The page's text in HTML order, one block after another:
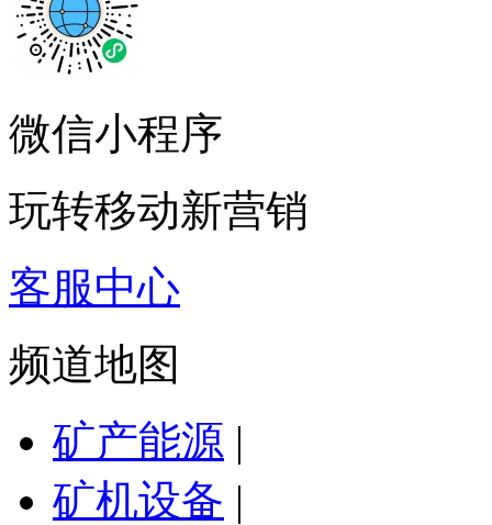
微信小程序
玩转移动新营销
客服中心
频道地图
矿产能源 |
矿机设备 |